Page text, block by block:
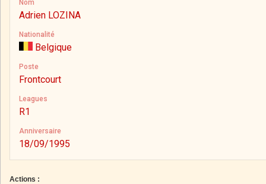
Nom
Adrien LOZINA
Nationalité
Belgique
Poste
Frontcourt
Leagues
R1
Anniversaire
18/09/1995
Actions :